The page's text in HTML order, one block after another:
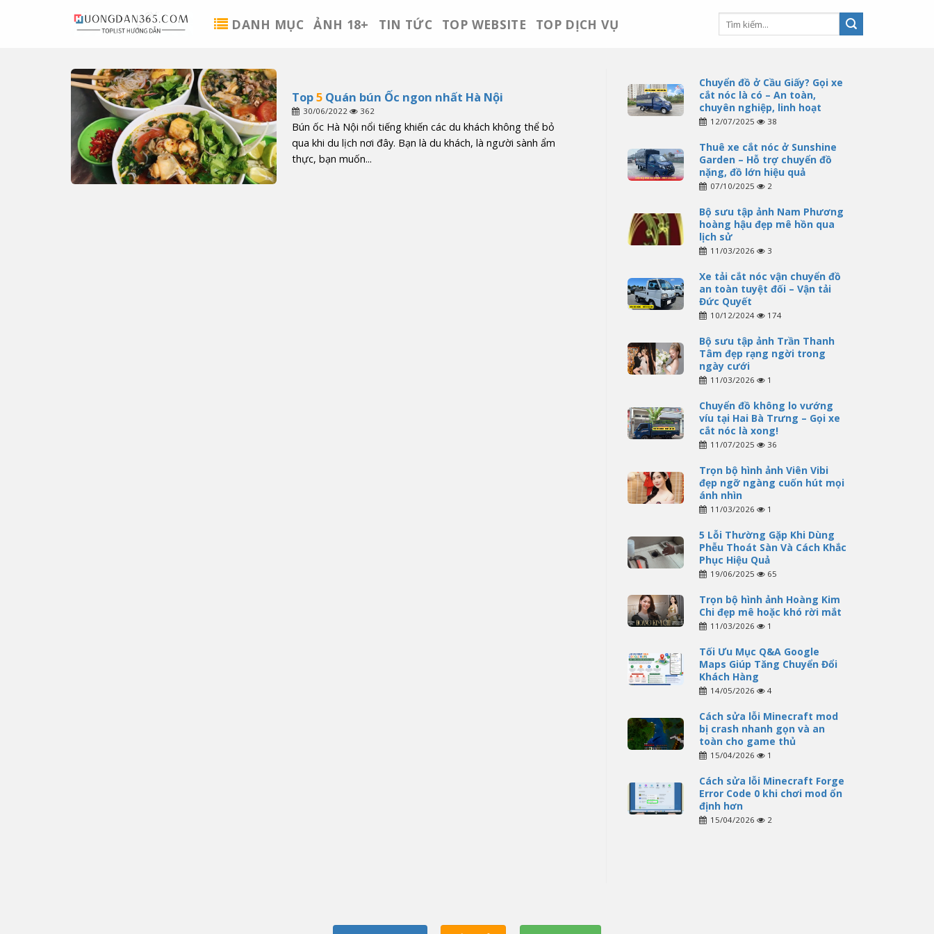
DANH MỤC ẢNH 18+ TIN TỨC TOP WEBSITE TOP DỊCH VỤ
Top5Quán bún Ốc ngon nhất Hà Nội
30/06/2022 362
Bún ốc Hà Nội nổi tiếng khiến các du khách không thể bỏ
qua khi du lịch nơi đây. Bạn là du khách, là người sành ẩm
thực, bạn muốn...
Chuyển đồ ở Cầu Giấy? Gọi xe
cắt nóc là có – An toàn,
chuyên nghiệp, linh hoạt
12/07/2025 38
Thuê xe cắt nóc ở Sunshine
Garden – Hỗ trợ chuyển đồ
nặng, đồ lớn hiệu quả
07/10/2025 2
Bộ sưu tập ảnh Nam Phương
hoàng hậu đẹp mê hồn qua
lịch sử
11/03/2026 3
Xe tải cắt nóc vận chuyển đồ
an toàn tuyệt đối – Vận tải
Đức Quyết
10/12/2024 174
Bộ sưu tập ảnh Trần Thanh
Tâm đẹp rạng ngời trong
ngày cưới
11/03/2026 1
Chuyển đồ không lo vướng
víu tại Hai Bà Trưng – Gọi xe
cắt nóc là xong!
11/07/2025 36
Trọn bộ hình ảnh Viên Vibi
đẹp ngỡ ngàng cuốn hút mọi
ánh nhìn
11/03/2026 1
5 Lỗi Thường Gặp Khi Dùng
Phễu Thoát Sàn Và Cách Khắc
Phục Hiệu Quả
19/06/2025 65
Trọn bộ hình ảnh Hoàng Kim
Chi đẹp mê hoặc khó rời mắt
11/03/2026 1
Tối Ưu Mục Q&A Google
Maps Giúp Tăng Chuyển Đổi
Khách Hàng
14/05/2026 4
Cách sửa lỗi Minecraft mod
bị crash nhanh gọn và an
toàn cho game thủ
15/04/2026 1
Cách sửa lỗi Minecraft Forge
Error Code 0 khi chơi mod ổn
định hơn
15/04/2026 2